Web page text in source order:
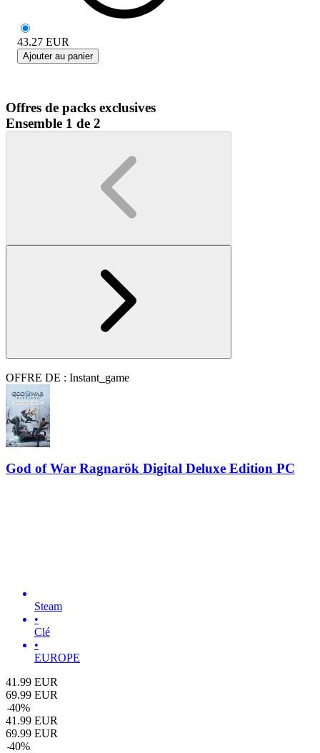
43.27 EUR
Ajouter au panier
Offres de packs exclusives
Ensemble 1 de 2
OFFRE DE : Instant_game
God of War Ragnarök Digital Deluxe Edition PC
Steam
•
Clé
•
EUROPE
41.99 EUR
69.99 EUR
-40%
41.99 EUR
69.99 EUR
-40%